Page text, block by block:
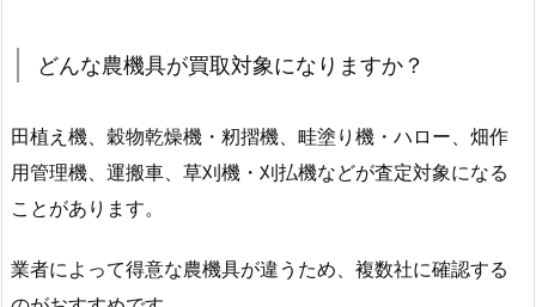
どんな農機具が買取対象になりますか？
田植え機、穀物乾燥機・籾摺機、畦塗り機・ハロー、畑作
用管理機、運搬車、草刈機・刈払機などが査定対象になる
ことがあります。
業者によって得意な農機具が違うため、複数社に確認する